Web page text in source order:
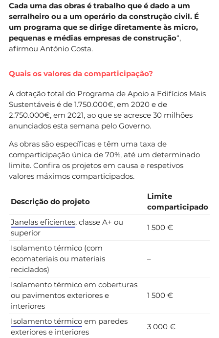
Cada uma das obras é trabalho que é dado a um
serralheiro ou a um operário da construção civil. É
um programa que se dirige diretamente às micro,
pequenas e médias empresas de construção“,
afirmou António Costa.
Quais os valores da comparticipação?
A dotação total do Programa de Apoio a Edifícios Mais
Sustentáveis é de 1.750.000€, em 2020 e de
2.750.000€, em 2021, ao que se acresce 30 milhões
anunciados esta semana pelo Governo.
As obras são específicas e têm uma taxa de
comparticipação única de 70%, até um determinado
limite. Confira os projetos em causa e respetivos
valores máximos comparticipados.
Descrição do projeto
Limite
comparticipado
Janelas eficientes, classe A+ ou
superior
1 500 €
Isolamento térmico (com
ecomateriais ou materiais
reciclados)
–
Isolamento térmico em coberturas
ou pavimentos exteriores e
interiores
1 500 €
Isolamento térmico em paredes
exteriores e interiores
3 000 €